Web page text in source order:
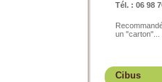
Tél. : 06 98
un "carton"...
Cibus